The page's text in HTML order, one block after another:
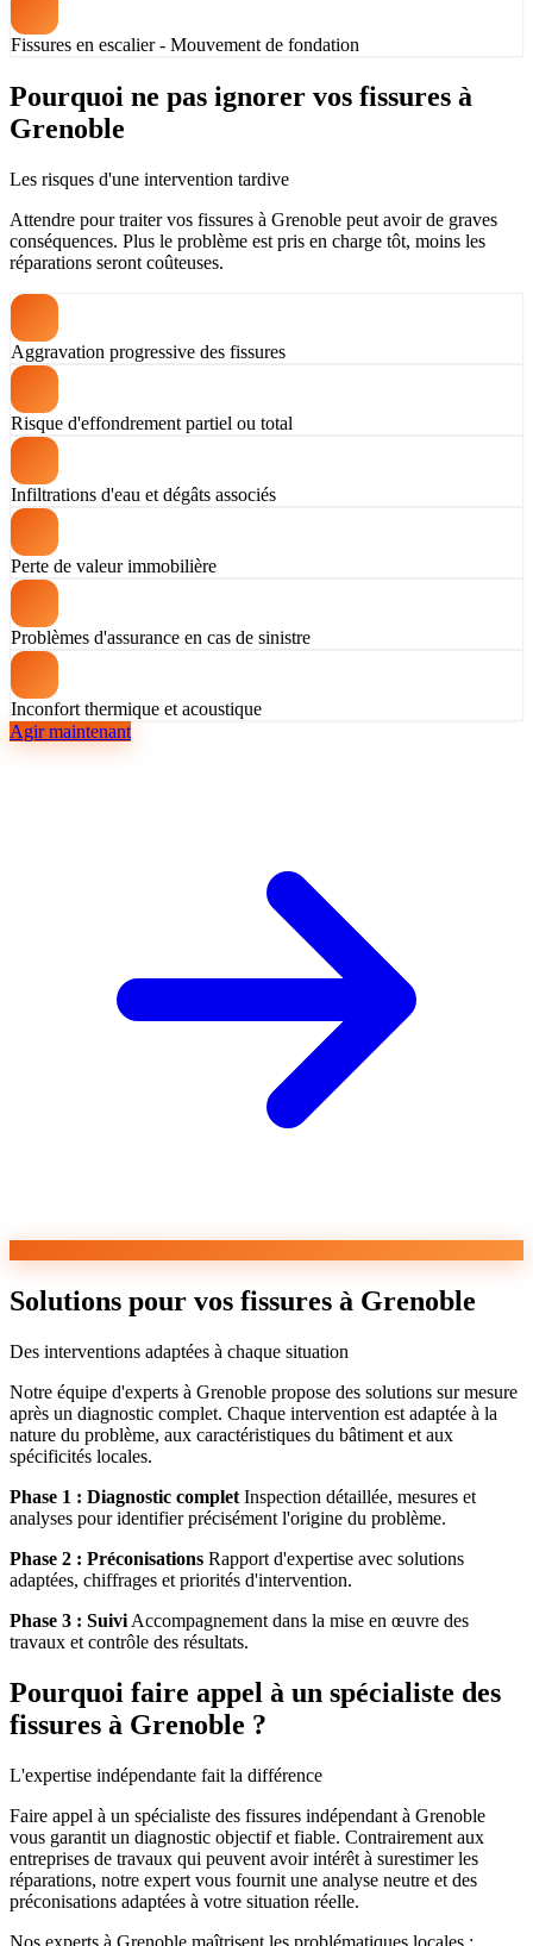
Fissures en escalier - Mouvement de fondation
Pourquoi ne pas ignorer vos fissures à
Grenoble
Les risques d'une intervention tardive
Attendre pour traiter vos fissures à Grenoble peut avoir de graves
conséquences. Plus le problème est pris en charge tôt, moins les
réparations seront coûteuses.
Aggravation progressive des fissures
Risque d'effondrement partiel ou total
Infiltrations d'eau et dégâts associés
Perte de valeur immobilière
Problèmes d'assurance en cas de sinistre
Inconfort thermique et acoustique
Agir maintenant
Solutions pour vos fissures à Grenoble
Des interventions adaptées à chaque situation
Notre équipe d'experts à Grenoble propose des solutions sur mesure
après un diagnostic complet. Chaque intervention est adaptée à la
nature du problème, aux caractéristiques du bâtiment et aux
spécificités locales.
Phase 1 : Diagnostic complet Inspection détaillée, mesures et
analyses pour identifier précisément l'origine du problème.
Phase 2 : Préconisations Rapport d'expertise avec solutions
adaptées, chiffrages et priorités d'intervention.
Phase 3 : Suivi Accompagnement dans la mise en œuvre des
travaux et contrôle des résultats.
Pourquoi faire appel à un spécialiste des
fissures à Grenoble ?
L'expertise indépendante fait la différence
Faire appel à un spécialiste des fissures indépendant à Grenoble
vous garantit un diagnostic objectif et fiable. Contrairement aux
entreprises de travaux qui peuvent avoir intérêt à surestimer les
réparations, notre expert vous fournit une analyse neutre et des
préconisations adaptées à votre situation réelle.
Nos experts à Grenoble maîtrisent les problématiques locales :